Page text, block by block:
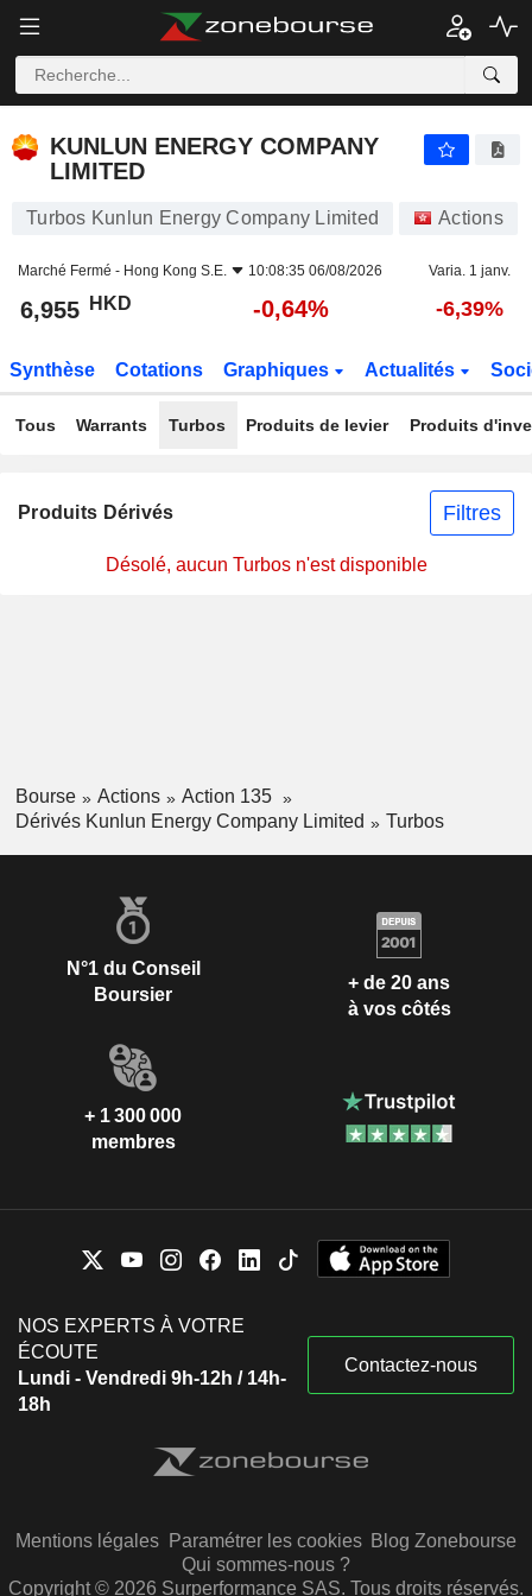
KUNLUN ENERGY COMPANY
LIMITED
Turbos Kunlun Energy Company Limited Actions
Marché Fermé - Hong Kong S.E. 10:08:35 06/08/2026 Varia. 1 janv.
6,955 HKD -0,64% -6,39%
Synthèse Cotations Graphiques Actualités
Tous Warrants Turbos Produits de levier Produits
Produits Dérivés Filtres
Désolé, aucun Turbos n'est disponible
Bourse Actions
Action 135
Dérivés Kunlun Energy Company Limited
Turbos
N°1 du Conseil
Boursier
+ de 20 ans
à vos côtés
+ 1 300 000
membres
NOS EXPERTS À VOTRE
ÉCOUTE
Lundi - Vendredi 9h-12h / 14h-
18h
Contactez-nous
Mentions légales Paramétrer les cookies Blog Zonebourse
Qui sommes-nous ?
Copyright © 2026 Surperformance SAS. Tous droits réservés.